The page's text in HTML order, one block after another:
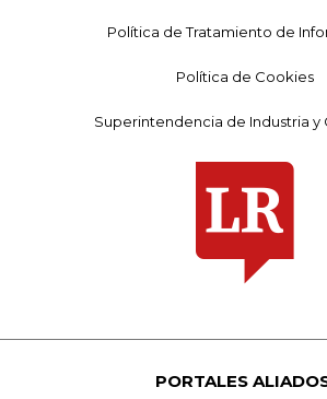
Política de Tratamiento de
Política de Cookies
Superintendencia de Industria y
PORTALES